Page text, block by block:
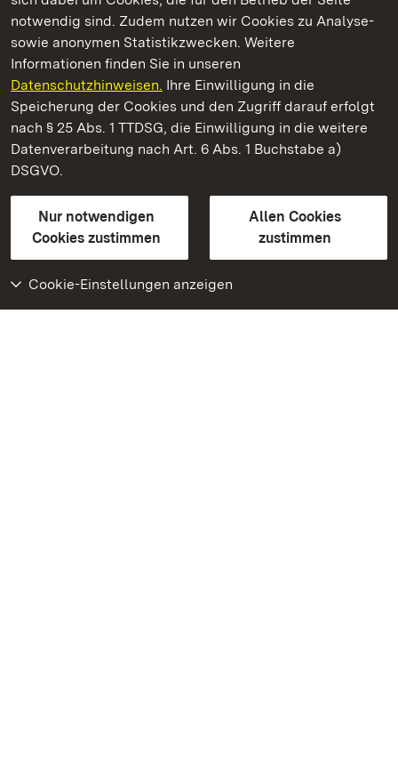
notwendig sind. Zudem nutzen wir Cookies zu Analyse-
sowie anonymen Statistikzwecken. Weitere
Informationen finden Sie in unseren
Datenschutzhinweisen. Ihre Einwilligung in die
Speicherung der Cookies und den Zugriff darauf erfolgt
nach § 25 Abs. 1 TTDSG, die Einwilligung in die weitere
Datenverarbeitung nach Art. 6 Abs. 1 Buchstabe a)
DSGVO.
Nur notwendigen
Cookies zustimmen
Allen Cookies
zustimmen
Cookie-Einstellungen anzeigen
Staatliche Schlösser und Gärten Baden‑Württemberg
Staatliche Schlösser und Gärten Baden-Württemberg
Kontakt
GebärdenspracheLeichte Sprache
Erklärung zur Barrierefreiheit
BITV-konform (geprüfte Seiten)
Weiteres